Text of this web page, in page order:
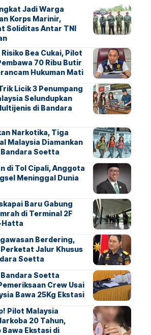
Jadi Warga
Korps Marinir,
Soliditas Antar TNI
Bea Cukai, Pilot
70 Ribu Butir
Hukuman Mati
Licik 3 Penumpang
Selundupkan
di Bandara
Narkotika, Tiga
Malaysia Diamankan
Bandara Soetta
di Tol Cipali, Anggota
Meninggal Dunia
Baru Gabung
di Terminal 2F
Hatta
Berdering,
Perketat Jalur Khusus
Soetta
Bandara Soetta
Crew Usai
Bawa 25Kg Ekstasi
Pilot Malaysia
20 Tahun,
Ekstasi di